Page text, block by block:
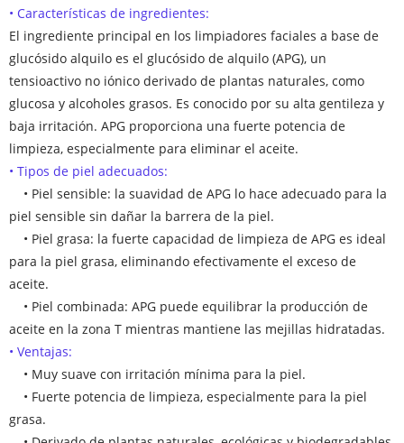
• Características de ingredientes:
El ingrediente principal en los limpiadores faciales a base de
glucósido alquilo es el glucósido de alquilo (APG), un
tensioactivo no iónico derivado de plantas naturales, como
glucosa y alcoholes grasos. Es conocido por su alta gentileza y
baja irritación. APG proporciona una fuerte potencia de
limpieza, especialmente para eliminar el aceite.
• Tipos de piel adecuados:
• Piel sensible: la suavidad de APG lo hace adecuado para la
piel sensible sin dañar la barrera de la piel.
• Piel grasa: la fuerte capacidad de limpieza de APG es ideal
para la piel grasa, eliminando efectivamente el exceso de
aceite.
• Piel combinada: APG puede equilibrar la producción de
aceite en la zona T mientras mantiene las mejillas hidratadas.
• Ventajas:
• Muy suave con irritación mínima para la piel.
• Fuerte potencia de limpieza, especialmente para la piel
grasa.